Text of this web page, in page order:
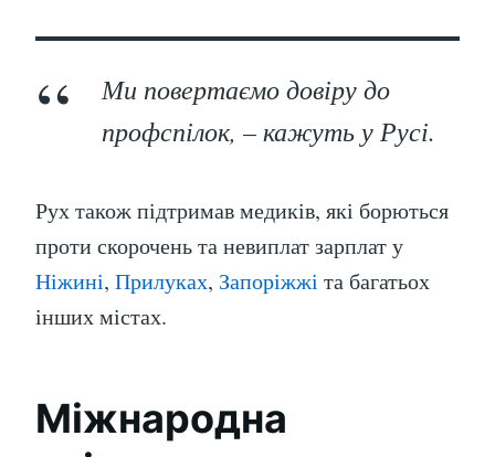
Ми повертаємо довіру до
профспілок, – кажуть у Русі.
Рух також підтримав медиків, які борються
проти скорочень та невиплат зарплат у
Ніжині, Прилуках, Запоріжжі та багатьох
інших містах.
Міжнародна